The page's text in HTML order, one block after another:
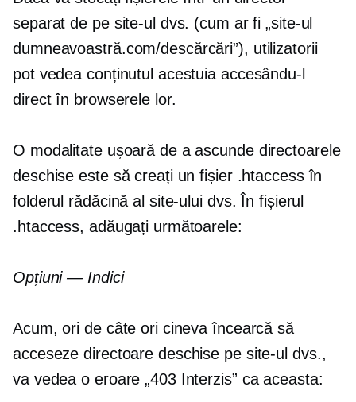
separat de pe site-ul dvs. (cum ar fi „site-ul
dumneavoastră.com/descărcări”), utilizatorii
pot vedea conținutul acestuia accesându-l
direct în browserele lor.
O modalitate ușoară de a ascunde directoarele
deschise este să creați un fișier .htaccess în
folderul rădăcină al site-ului dvs. În fișierul
.htaccess, adăugați următoarele:
Opțiuni — Indici
Acum, ori de câte ori cineva încearcă să
acceseze directoare deschise pe site-ul dvs.,
va vedea o eroare „403 Interzis” ca aceasta: